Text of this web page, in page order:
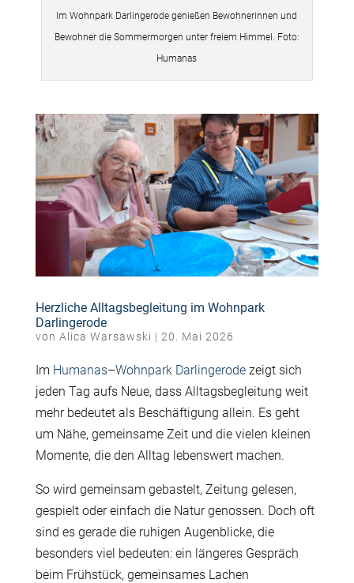
Im Wohnpark Darlingerode genießen Bewohnerinnen und
Bewohner die Sommermorgen unter freiem Himmel. Foto:
Humanas
Herzliche Alltagsbegleitung im Wohnpark
Darlingerode
von Alica Warsawski | 20. Mai 2026
Im Humanas–Wohnpark Darlingerodezeigt sich
jeden Tag aufs Neue, dass Alltagsbegleitung weit
mehr bedeutet als Beschäftigung allein. Es geht
um Nähe, gemeinsame Zeit und die vielen kleinen
Momente, die den Alltag lebenswert machen.
So wird gemeinsam gebastelt, Zeitung gelesen,
gespielt oder einfach die Natur genossen. Doch oft
sind es gerade die ruhigen Augenblicke, die
besonders viel bedeuten: ein längeres Gespräch
beim Frühstück, gemeinsames Lachen